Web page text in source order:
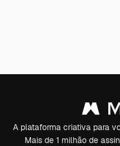
A plataforma criativa para
Mais de 1 milhão de